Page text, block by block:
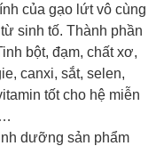
của gạo lứt vô cùng
sinh tố. Thành phần
bột, đạm, chất xơ,
canxi, sắt, selen,
tốt cho hệ miễn
dưỡng sản phẩm